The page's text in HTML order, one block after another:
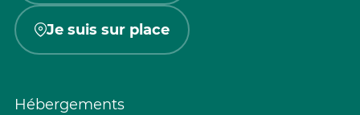
Je suis sur place
Hébergements